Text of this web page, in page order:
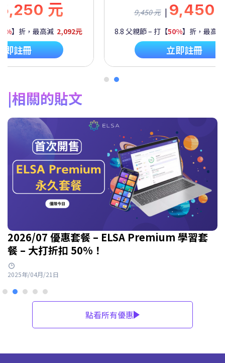
元
】折，最高減 2,092元
即註冊
9,450 元 | 9,450
8.8 父親節 – 打【50%】折，最高
立即註冊
相關的貼文
2026/07 優惠套餐 – ELSA Premium 學習套
餐 – 大打折扣 50%！
2025年/04月/21日
點看所有優惠